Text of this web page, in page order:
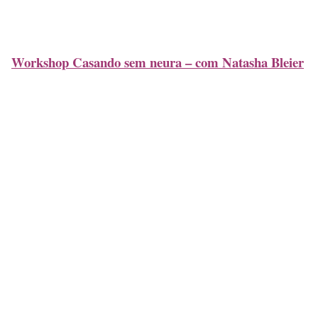
Workshop Casando sem neura – com Natasha Bleier